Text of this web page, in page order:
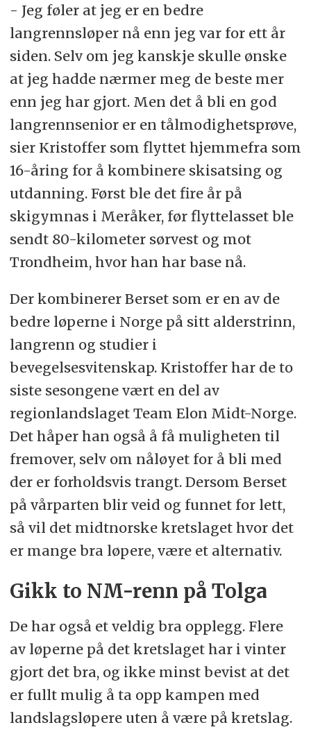
- Jeg føler at jeg er en bedre
langrennsløper nå enn jeg var for ett år
siden. Selv om jeg kanskje skulle ønske
at jeg hadde nærmer meg de beste mer
enn jeg har gjort. Men det å bli en god
langrennsenior er en tålmodighetsprøve,
sier Kristoffer som flyttet hjemmefra som
16-åring for å kombinere skisatsing og
utdanning. Først ble det fire år på
skigymnas i Meråker, før flyttelasset ble
sendt 80-kilometer sørvest og mot
Trondheim, hvor han har base nå.
Der kombinerer Berset som er en av de
bedre løperne i Norge på sitt alderstrinn,
langrenn og studier i
bevegelsesvitenskap. Kristoffer har de to
siste sesongene vært en del av
regionlandslaget Team Elon Midt-Norge.
Det håper han også å få muligheten til
fremover, selv om nåløyet for å bli med
der er forholdsvis trangt. Dersom Berset
på vårparten blir veid og funnet for lett,
så vil det midtnorske kretslaget hvor det
er mange bra løpere, være et alternativ.
Gikk to NM-renn på Tolga
De har også et veldig bra opplegg. Flere
av løperne på det kretslaget har i vinter
gjort det bra, og ikke minst bevist at det
er fullt mulig å ta opp kampen med
landslagsløpere uten å være på kretslag.